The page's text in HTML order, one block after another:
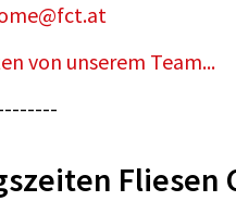
von unserem Team...
Fliesen